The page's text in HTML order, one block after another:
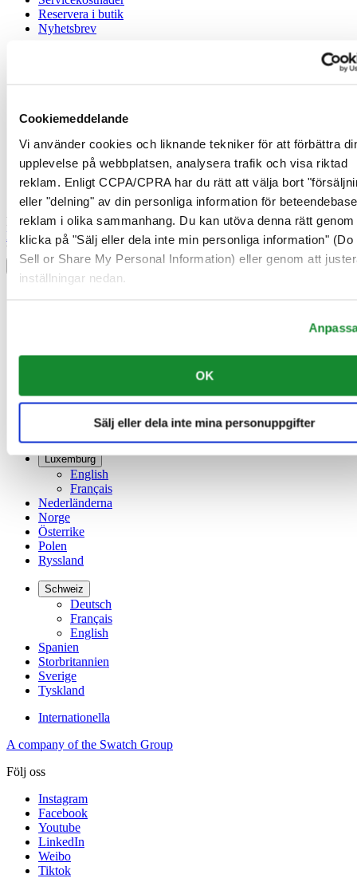
Cookiemeddelande
Vi använder cookies och liknande tekniker för att förbättra
upplevelse på webbplatsen, analysera trafik och visa riktad
reklam. Enligt CCPA/CPRA har du rätt att välja bort
eller "delning" av din personliga information för
reklam i olika sammanhang. Du kan utöva denna rätt genom
klicka på "Sälj eller dela inte min personliga information" (Do
Sell or Share My Personal Information) eller genom att
inställningar nedan.
OK
Sälj eller dela inte mina personuppgifter
Reservera i butik
Nyhetsbrev
Cookiemeddelande
Försäljningsvillkor
Gå med i Certina Klubben
Registrera dig för att få exklusiv information
Bli medlem
Välj land/region
Språkväljare
Finland
Kina
简体中文
Luxemburg
English
Français
Nederländerna
Norge
Österrike
Polen
Ryssland
Schweiz
Deutsch
Français
English
Spanien
Storbritannien
Sverige
Tyskland
Internationella
A company of the Swatch Group
Följ oss
Instagram
Facebook
Youtube
LinkedIn
Weibo
Tiktok